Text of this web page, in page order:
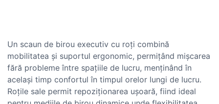
Un scaun de birou executiv cu roți combină
mobilitatea și suportul ergonomic, permițând mișcarea
fără probleme între spațiile de lucru, menținând în
același timp confortul în timpul orelor lungi de lucru.
Roțile sale permit repoziționarea ușoară, fiind ideal